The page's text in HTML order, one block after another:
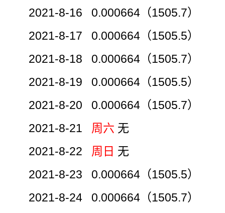
2021-8-16 0.000664（1505.7）
2021-8-17 0.000664（1505.5）
2021-8-18 0.000664（1505.7）
2021-8-19 0.000664（1505.5）
2021-8-20 0.000664（1505.7）
2021-8-21 周六 无
2021-8-22 周日 无
2021-8-23 0.000664（1505.5）
2021-8-24 0.000664（1505.7）